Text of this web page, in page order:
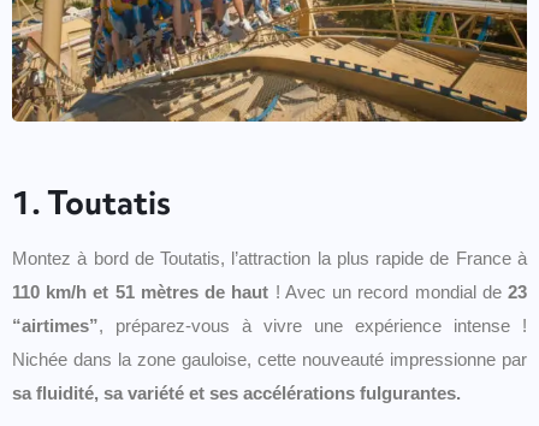
1. Toutatis
Montez à bord de Toutatis, l’attraction la plus rapide de France à
110 km/h et 51 mètres de haut ! Avec un record mondial de23
“airtimes”, préparez-vous à vivre une expérience intense !
Nichée dans la zone gauloise, cette nouveauté impressionne par
sa fluidité, sa variété et ses accélérations fulgurantes.